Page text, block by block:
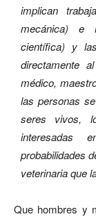
implican
mecánica) e
científica) y
directamente
médico,
las personas
seres vivos,
interesadas
probabilidades
veterinaria que
Que hombres y